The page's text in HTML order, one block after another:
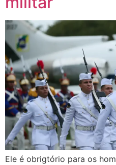
Ele é obrigtório para os